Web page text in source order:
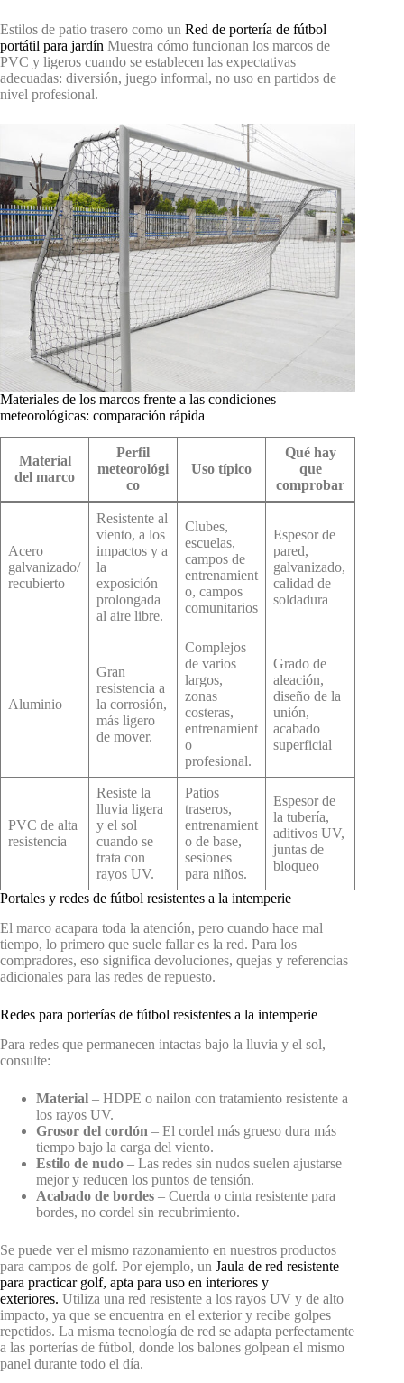
Estilos de patio trasero como un Red de portería de fútbol
portátil para jardín Muestra cómo funcionan los marcos de
PVC y ligeros cuando se establecen las expectativas
adecuadas: diversión, juego informal, no uso en partidos de
nivel profesional.
Materiales de los marcos frente a las condiciones
meteorológicas: comparación rápida
Material
del marco
Perfil
meteorológi
co
Uso típico
Qué hay
que
comprobar
Acero
galvanizado/
recubierto
Resistente al
viento, a los
impactos y a
la
exposición
prolongada
al aire libre.
Clubes,
escuelas,
campos de
entrenamient
o, campos
comunitarios
Espesor de
pared,
galvanizado,
calidad de
soldadura
Aluminio
Gran
resistencia a
la corrosión,
más ligero
de mover.
Complejos
de varios
largos,
zonas
costeras,
entrenamient
o
profesional.
Grado de
aleación,
diseño de la
unión,
acabado
superficial
PVC de alta
resistencia
Resiste la
lluvia ligera
y el sol
cuando se
trata con
rayos UV.
Patios
traseros,
entrenamient
o de base,
sesiones
para niños.
Espesor de
la tubería,
aditivos UV,
juntas de
bloqueo
Portales y redes de fútbol resistentes a la intemperie
El marco acapara toda la atención, pero cuando hace mal
tiempo, lo primero que suele fallar es la red. Para los
compradores, eso significa devoluciones, quejas y referencias
adicionales para las redes de repuesto.
Redes para porterías de fútbol resistentes a la intemperie
Para redes que permanecen intactas bajo la lluvia y el sol,
consulte:
Material – HDPE o nailon con tratamiento resistente a
los rayos UV.
Grosor del cordón – El cordel más grueso dura más
tiempo bajo la carga del viento.
Estilo de nudo – Las redes sin nudos suelen ajustarse
mejor y reducen los puntos de tensión.
Acabado de bordes – Cuerda o cinta resistente para
bordes, no cordel sin recubrimiento.
Se puede ver el mismo razonamiento en nuestros productos
para campos de golf. Por ejemplo, un Jaula de red resistente
para practicar golf, apta para uso en interiores y
exteriores. Utiliza una red resistente a los rayos UV y de alto
impacto, ya que se encuentra en el exterior y recibe golpes
repetidos. La misma tecnología de red se adapta perfectamente
a las porterías de fútbol, donde los balones golpean el mismo
panel durante todo el día.